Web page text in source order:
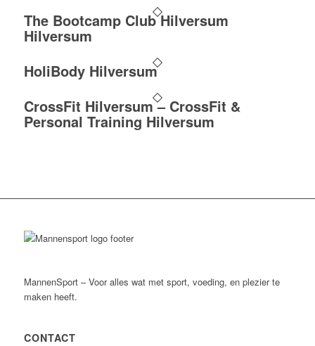
The Bootcamp Club Hilversum
Hilversum
HoliBody Hilversum
CrossFit Hilversum – CrossFit &
Personal Training Hilversum
MannenSport – Voor alles wat met sport, voeding, en plezier te
maken heeft.
CONTACT